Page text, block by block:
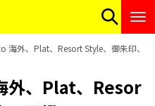
海外、Plat、Resort Style、御朱印、
外、Plat、Resor